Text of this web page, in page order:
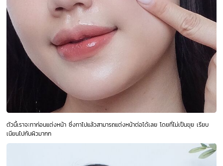
ตัวนี้เราจะทาก่อนแต่งหน้า ซึ่งทาไปแล้วสามารถแต่งหน้าต่อได้เลย โดยที่ไม่เป็นขุย เรียบ
เนียนไปกับผิวมากก